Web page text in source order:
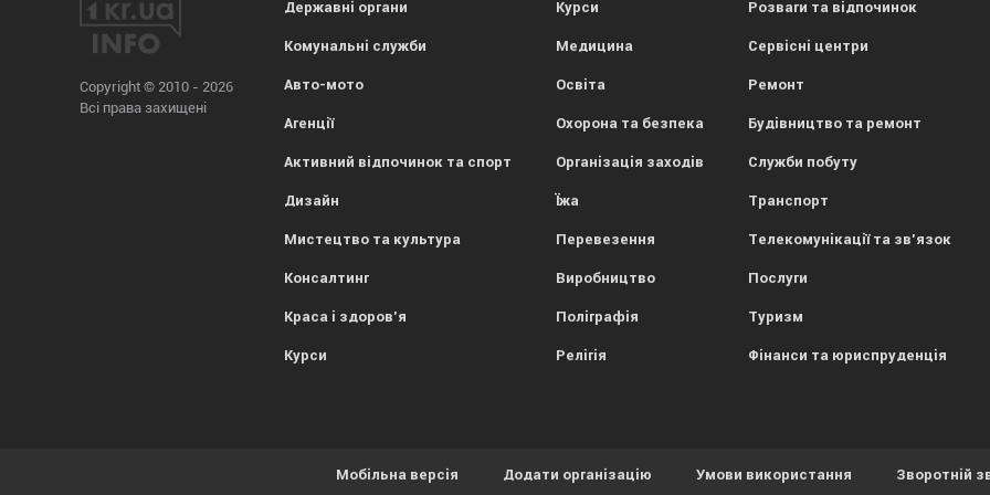
Copyright © 2010 - 2026
Всі права захищені
Державні органи
Комунальні служби
Авто-мото
Агенції
Активний відпочинок та спорт
Дизайн
Мистецтво та культура
Консалтинг
Краса і здоров'я
Курси
Курси
Медицина
Освіта
Охорона та безпека
Організація заходів
Їжа
Перевезення
Виробництво
Поліграфія
Релігія
Розваги та відпочинок
Сервісні центри
Ремонт
Будівництво та ремонт
Служби побуту
Транспорт
Телекомунікації та зв'язок
Послуги
Туризм
Фінанси та юриспруденція
Мобільна версія Додати організацію Умови використання Зворотній